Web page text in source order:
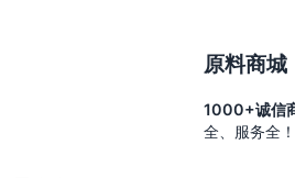
原料商城
1000+诚信
全、服务全！